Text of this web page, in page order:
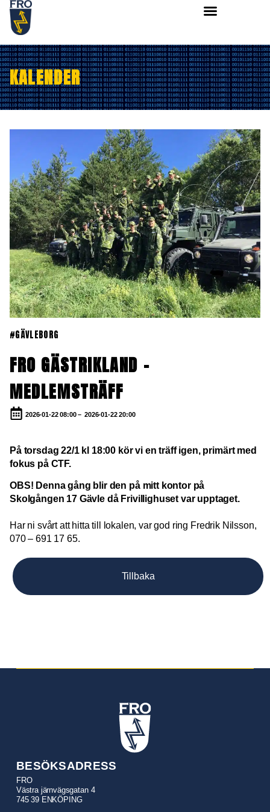
KALENDER
#GÄVLEBORG
FRO GÄSTRIKLAND –
MEDLEMSTRÄFF
2026-01-22 08:00 – 2026-01-22 20:00
På torsdag 22/1 kl 18:00 kör vi en träff igen, primärt med
fokus på CTF.
OBS! Denna gång blir den på mitt kontor på
Skolgången 17 Gävle då Frivillighuset var upptaget.
Har ni svårt att hitta till lokalen, var god ring Fredrik Nilsson,
070 – 691 17 65.
Tillbaka
BESÖKSADRESS
FRO
Västra järnvägsgatan 4
745 39 ENKÖPING